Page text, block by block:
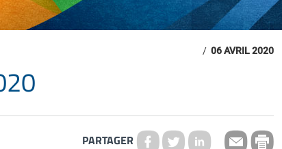
/ 06 AVRIL 2020
PARTAGER